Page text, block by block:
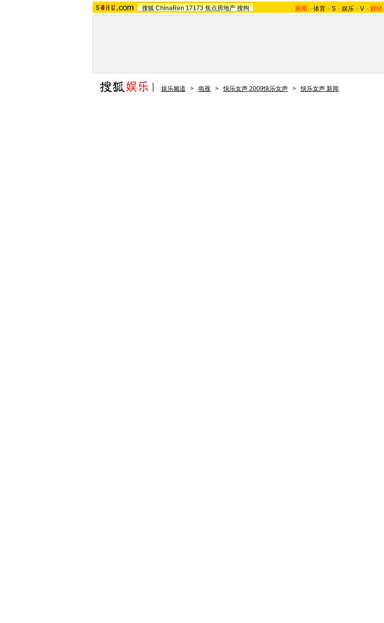
搜狐 ChinaRen 17173 焦点房地产 搜狗 新闻 - 体育 - S - 娱乐 - V - 财经
娱乐频道 > 电视 > 快乐女声 2009快乐女声 > 快乐女声 新闻